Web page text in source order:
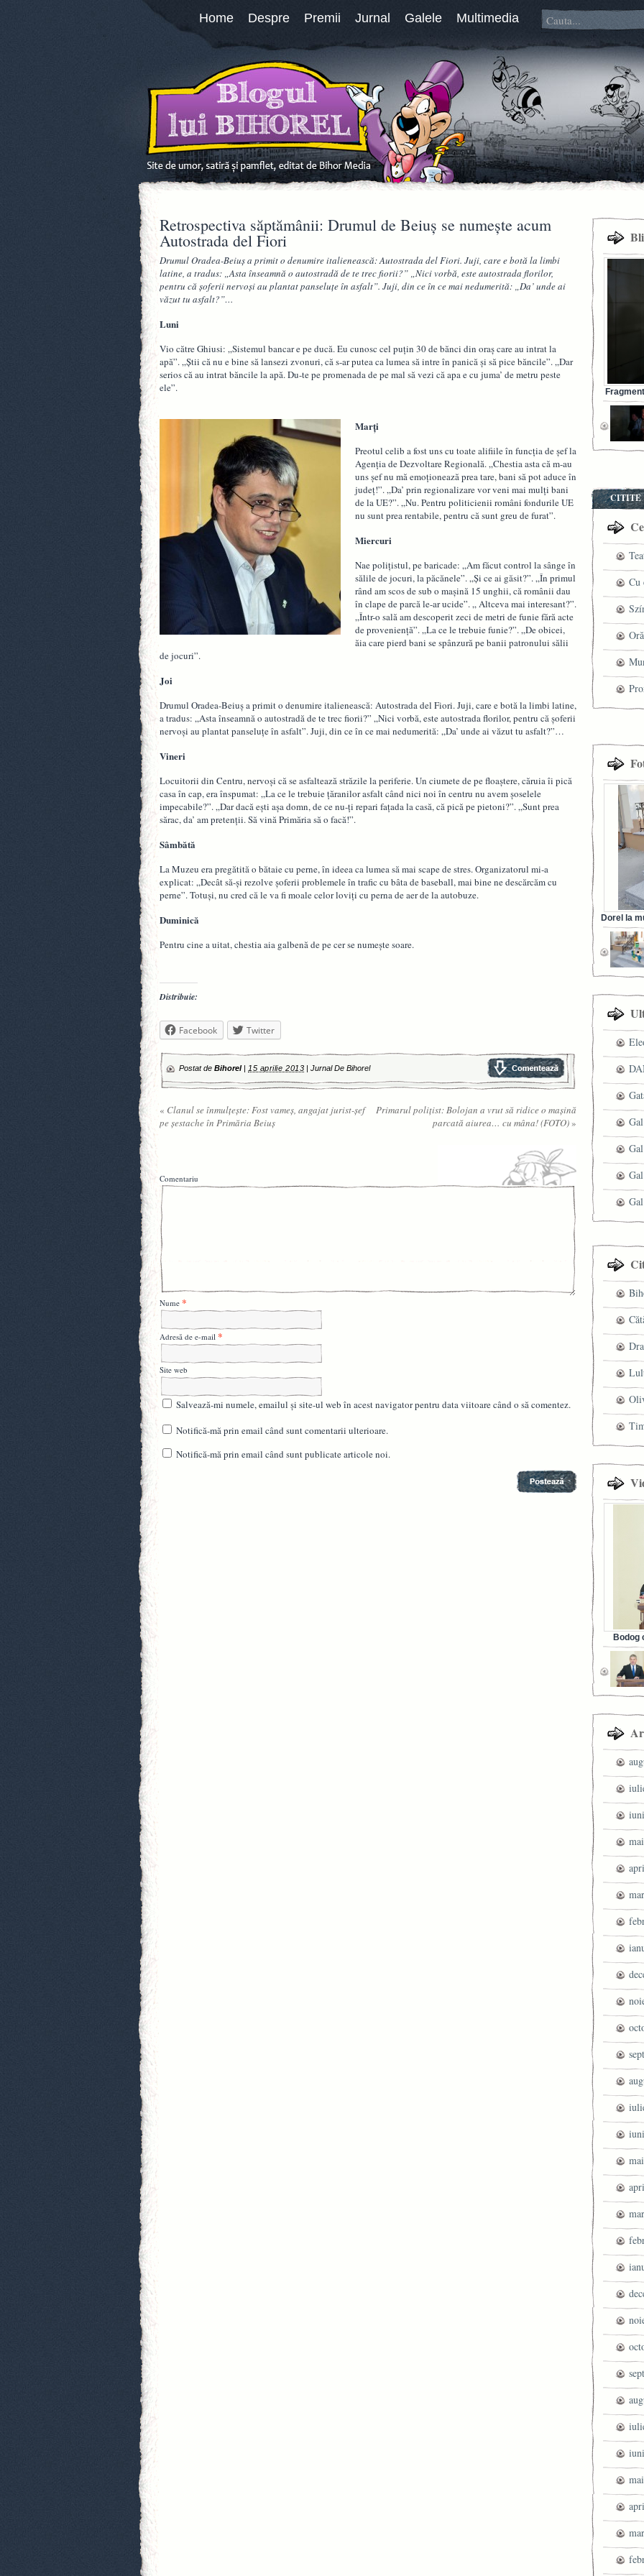
Home Despre Premii Jurnal Galele Multimedia
Retrospectiva săptămânii: Drumul de Beiuş se numeşte acum
Autostrada del Fiori
Drumul Oradea-Beiuş a primit o denumire italienească: Autostrada del Fiori. Juji, care e botă la limbi
latine, a tradus: „Asta înseamnă o autostradă de te trec fiorii?” „Nici vorbă, este autostrada florilor,
pentru că şoferii nervoşi au plantat panseluţe în asfalt”. Juji, din ce în ce mai nedumerită: „Da’ unde ai
văzut tu asfalt?”…
Luni
Vio către Ghiusi: „Sistemul bancar e pe ducă. Eu cunosc cel puţin 30 de bănci din oraş care au intrat la
apă”. „Ştii că nu e bine să lansezi zvonuri, că s-ar putea ca lumea să intre în panică şi să pice băncile”. „Dar
serios că au intrat băncile la apă. Du-te pe promenada de pe mal să vezi că apa e cu juma’ de metru peste
ele”.
Marţi
Preotul celib a fost uns cu toate alifiile în funcţia de şef la
Agenţia de Dezvoltare Regională. „Chestia asta că m-au
uns şef nu mă emoţionează prea tare, bani să pot aduce în
judeţ!”. „Da’ prin regionalizare vor veni mai mulţi bani
de la UE?”. „Nu. Pentru politicienii români fondurile UE
nu sunt prea rentabile, pentru că sunt greu de furat”.
Miercuri
Nae poliţistul, pe baricade: „Am făcut control la sânge în
sălile de jocuri, la păcănele”. „Şi ce ai găsit?”. „În primul
rând am scos de sub o maşină 15 unghii, că românii dau
în clape de parcă le-ar ucide”. „ Altceva mai interesant?”.
„Într-o sală am descoperit zeci de metri de funie fără acte
de provenienţă”. „La ce le trebuie funie?”. „De obicei,
ăia care pierd bani se spânzură pe banii patronului sălii
de jocuri”.
Joi
Drumul Oradea-Beiuş a primit o denumire italienească: Autostrada del Fiori. Juji, care e botă la limbi latine,
a tradus: „Asta înseamnă o autostradă de te trec fiorii?” „Nici vorbă, este autostrada florilor, pentru că şoferii
nervoşi au plantat panseluţe în asfalt”. Juji, din ce în ce mai nedumerită: „Da’ unde ai văzut tu asfalt?”…
Vineri
Locuitorii din Centru, nervoşi că se asfaltează străzile la periferie. Un ciumete de pe floaştere, căruia îi pică
casa în cap, era înspumat: „La ce le trebuie ţăranilor asfalt când nici noi în centru nu avem şoselele
impecabile?”. „Dar dacă eşti aşa domn, de ce nu-ţi repari faţada la casă, că pică pe pietoni?”. „Sunt prea
sărac, da’ am pretenţii. Să vină Primăria să o facă!”.
Sâmbătă
La Muzeu era pregătită o bătaie cu perne, în ideea ca lumea să mai scape de stres. Organizatorul mi-a
explicat: „Decât să-şi rezolve şoferii problemele în trafic cu bâta de baseball, mai bine ne descărcăm cu
perne”. Totuşi, nu cred că le va fi moale celor loviţi cu perna de aer de la autobuze.
Duminică
Pentru cine a uitat, chestia aia galbenă de pe cer se numeşte soare.
Distribuie:
Facebook Twitter
Postat de Bihorel| 15 aprilie 2013 |Jurnal De Bihorel
« Clanul se înmulţeşte: Fost vameş, angajat jurist-şef
pe şestache în Primăria Beiuş
Primarul poliţist: Bolojan a vrut să ridice o maşină
parcată aiurea… cu mâna! (FOTO)»
Comentariu
Nume *
Adresă de e-mail *
Site web
Salvează-mi numele, emailul și site-ul web în acest navigator pentru data viitoare când o să comentez.
Notifică-mă prin email când sunt comentarii ulterioare.
Notifică-mă prin email când sunt publicate articole noi.
CITITE
Cu
Dorel la
din
Bodog